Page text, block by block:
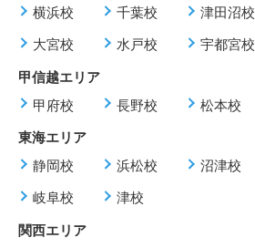
横浜校
千葉校 津田沼校
大宮校
水戸校 宇都宮校
甲信越エリア
甲府校 長野校 松本校
東海エリア
静岡校 浜松校 沼津校
岐阜校
津校
関西エリア